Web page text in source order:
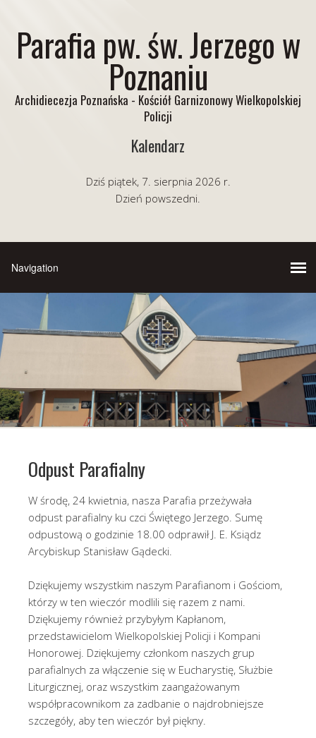
Parafia pw. św. Jerzego w
Poznaniu
Archidiecezja Poznańska - Kościół Garnizonowy Wielkopolskiej
Policji
Kalendarz
Dziś piątek, 7. sierpnia 2026 r.
Dzień powszedni.
Odpust Parafialny
W środę, 24 kwietnia, nasza Parafia przeżywała
odpust parafialny ku czci Świętego Jerzego. Sumę
odpustową o godzinie 18.00 odprawił J. E. Ksiądz
Arcybiskup Stanisław Gądecki.
Dziękujemy wszystkim naszym Parafianom i Gościom,
którzy w ten wieczór modlili się razem z nami.
Dziękujemy również przybyłym Kapłanom,
przedstawicielom Wielkopolskiej Policji i Kompani
Honorowej. Dziękujemy członkom naszych grup
parafialnych za włączenie się w Eucharystię, Służbie
Liturgicznej, oraz wszystkim zaangażowanym
współpracownikom za zadbanie o najdrobniejsze
szczegóły, aby ten wieczór był piękny.